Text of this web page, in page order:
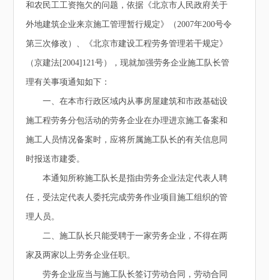
和农民工工资拖欠的问题，依据《北京市人民政府关于
外地建筑企业来京施工管理暂行规定》（2007年200号令
第三次修改）、《北京市建设工程劳务管理若干规定》
（京建法[2004]121号），现就加强劳务企业施工队长管
理有关事项通知如下：
一、在本市行政区域内从事房屋建筑和市政基础设
施工程劳务分包活动的劳务企业在办理进京施工备案和
施工人员情况备案时，应将所属施工队长的有关信息同
时报送市建委。
本通知所称施工队长是指由劳务企业法定代表人聘
任，受法定代表人委托完成劳务作业项目施工组织的管
理人员。
二、施工队长只能受聘于一家劳务企业，不得在两
家及两家以上劳务企业任职。
劳务企业应当与施工队长签订劳动合同，劳动合同